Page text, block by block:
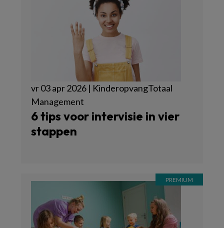
vr 03 apr 2026 | KinderopvangTotaal
Management
6 tips voor intervisie in vier
stappen